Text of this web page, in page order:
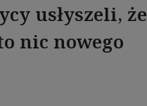
usłyszeli, że
nic nowego